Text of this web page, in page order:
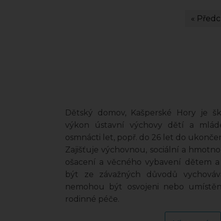
«
Dětský domov, Kašperské Hory je
výkon ústavní výchovy dětí a
osmnácti let, popř. do 26 let do
Zajišťuje výchovnou, sociální a
ošacení a věcného vybavení dětem
být ze závažných důvodů
nemohou být osvojeni nebo
rodinné péče.